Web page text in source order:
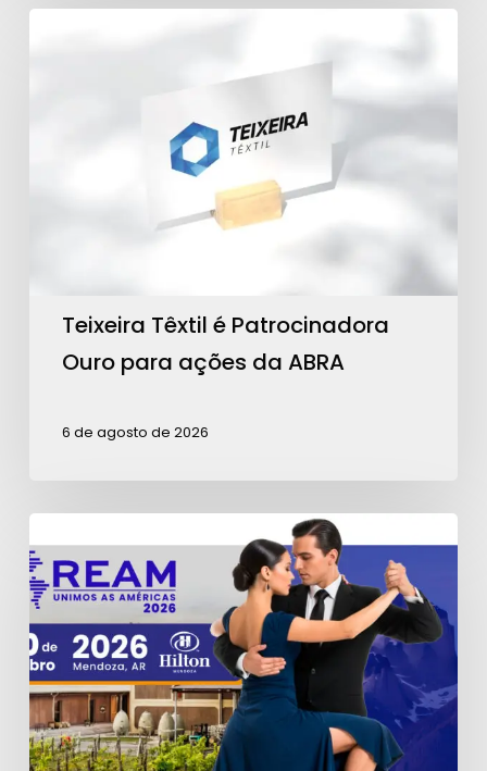
Teixeira Têxtil é Patrocinadora
Ouro para ações da ABRA
6 de agosto de 2026
regressiva
para
a
REAM
2026:
garanta
seu